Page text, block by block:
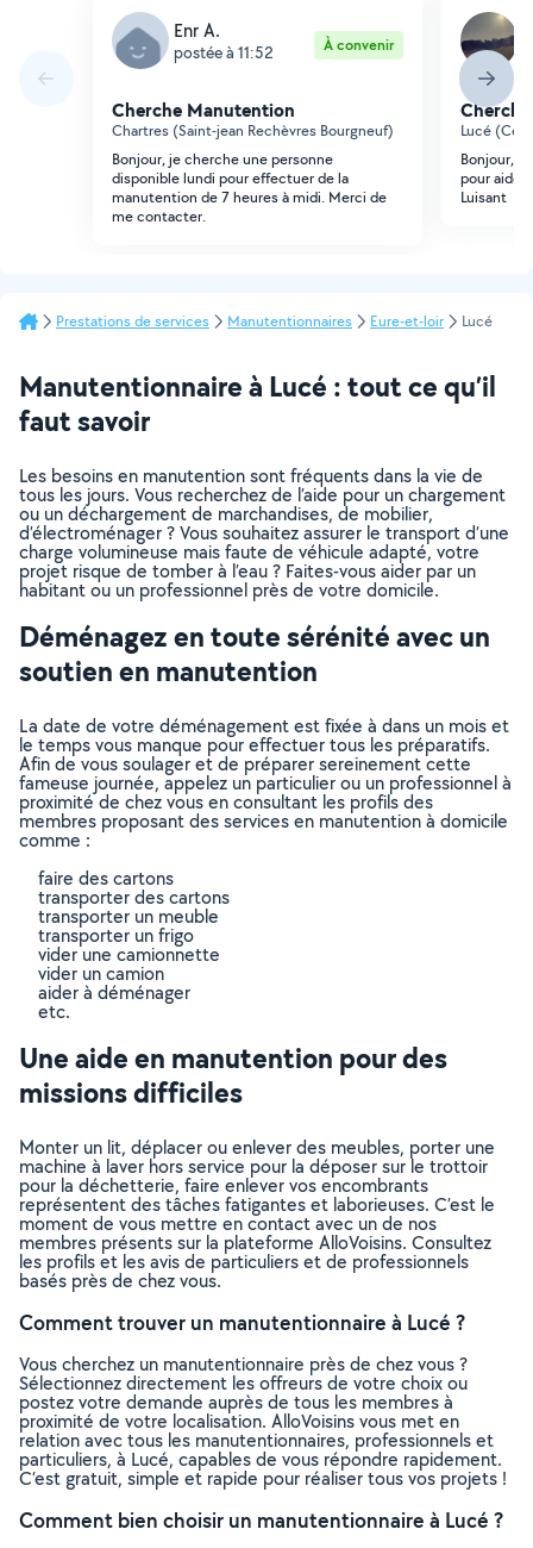
Enr A.
postée à 11:52 À convenir
Cherche Manutention
Chartres (Saint-jean Rechèvres Bourgneuf)
Bonjour, je cherche une personne
disponible lundi pour effectuer de la
manutention de 7 heures à midi. Merci de
me contacter.
Lucé
Bonjour,
pour aider
Luisant
Prestations de services Manutentionnaires Eure-et-loir Lucé
Manutentionnaire à Lucé : tout ce qu’il
faut savoir
Les besoins en manutention sont fréquents dans la vie de
tous les jours. Vous recherchez de l’aide pour un chargement
ou un déchargement de marchandises, de mobilier,
d’électroménager ? Vous souhaitez assurer le transport d’une
charge volumineuse mais faute de véhicule adapté, votre
projet risque de tomber à l’eau ? Faites-vous aider par un
habitant ou un professionnel près de votre domicile.
Déménagez en toute sérénité avec un
soutien en manutention
La date de votre déménagement est fixée à dans un mois et
le temps vous manque pour effectuer tous les préparatifs.
Afin de vous soulager et de préparer sereinement cette
fameuse journée, appelez un particulier ou un professionnel à
proximité de chez vous en consultant les profils des
membres proposant des services en manutention à domicile
comme :
faire des cartons
transporter des cartons
transporter un meuble
transporter un frigo
vider une camionnette
vider un camion
aider à déménager
etc.
Une aide en manutention pour des
missions difficiles
Monter un lit, déplacer ou enlever des meubles, porter une
machine à laver hors service pour la déposer sur le trottoir
pour la déchetterie, faire enlever vos encombrants
représentent des tâches fatigantes et laborieuses. C’est le
moment de vous mettre en contact avec un de nos
membres présents sur la plateforme AlloVoisins. Consultez
les profils et les avis de particuliers et de professionnels
basés près de chez vous.
Comment trouver un manutentionnaire à Lucé ?
Vous cherchez un manutentionnaire près de chez vous ?
Sélectionnez directement les offreurs de votre choix ou
postez votre demande auprès de tous les membres à
proximité de votre localisation. AlloVoisins vous met en
relation avec tous les manutentionnaires, professionnels et
particuliers, à Lucé, capables de vous répondre rapidement.
C’est gratuit, simple et rapide pour réaliser tous vos projets !
Comment bien choisir un manutentionnaire à Lucé ?